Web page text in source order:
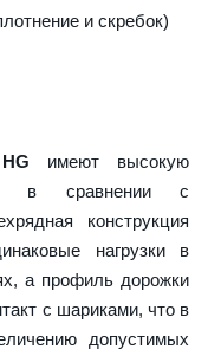
и скребок)
HG имеют высокую
в сравнении с
конструкция
нагрузки в
а профиль дорожки
с шариками, что в
допустимых